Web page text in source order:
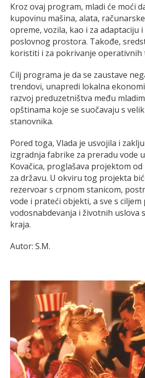
Kroz ovaj program, mladi će moći
kupovinu mašina, alata,
opreme, vozila, kao i za adaptaciju
poslovnog prostora. Takođe,
koristiti i za pokrivanje operativnih
Cilj programa je da se zaustave
trendovi, unapredi lokalna
razvoj preduzetništva među
opštinama koje se suočavaju s
stanovnika.
Pored toga, Vlada je usvojila i
izgradnja fabrike za preradu vode
Kovačica, proglašava projektom
za državu. U okviru tog projekta
rezervoar s crpnom stanicom,
vode i prateći objekti, a sve s
vodosnabdevanja i životnih uslova
kraja.
Autor: S.M.